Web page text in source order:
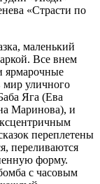
«Страсти по
маленький
Все внем
ярмарочные
уличного
Яга (Ева
Маринова), и
переплетены
переливаются
форму.
с часовым